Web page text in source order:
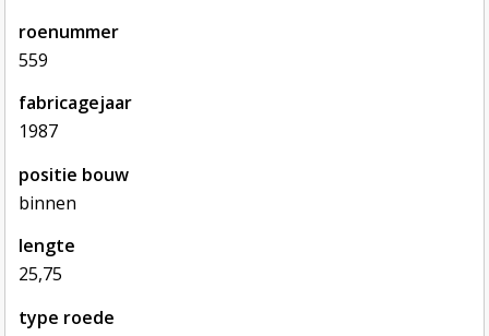
roenummer
559
fabricagejaar
1987
positie bouw
binnen
lengte
25,75
type roede